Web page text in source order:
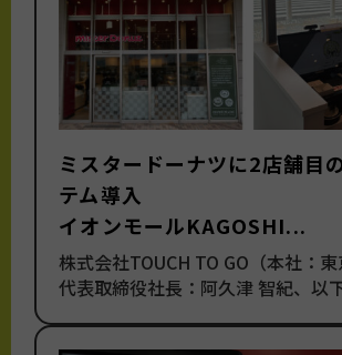
ミスタードーナツに2店舗目
テム導入
イオンモールKAGOSHI...
株式会社TOUCH TO GO（本社：東
代表取締役社長：阿久津 智紀、以